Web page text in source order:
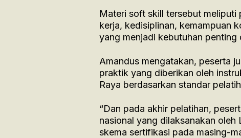
Materi soft skill tersebut
kerja, kedisiplinan, kemampuan
yang menjadi kebutuhan penting
Amandus mengatakan, peserta
praktik yang diberikan oleh
Raya berdasarkan standar
“Dan pada akhir pelatihan,
nasional yang dilaksanakan
skema sertifikasi pada masing-